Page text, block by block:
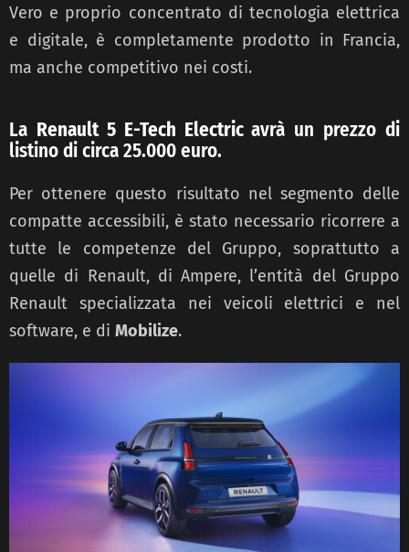
Vero e proprio concentrato di tecnologia elettrica
e digitale, è completamente prodotto in Francia,
ma anche competitivo nei costi.
La Renault 5 E-Tech Electricavrà un prezzo di
listino di circa 25.000 euro.
Per ottenere questo risultato nel segmento delle
compatte accessibili, è stato necessario ricorrere a
tutte le competenze del Gruppo, soprattutto a
quelle di Renault, di Ampere, l’entità del Gruppo
Renault specializzata nei veicoli elettrici e nel
software, e di Mobilize.